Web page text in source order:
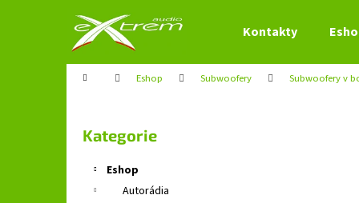
Kontakty
Domů Eshop Subwoofery Subwoofery v
Přeskočit
kategorie
Kategorie
Eshop
Autorádia
Zpět
Zpět